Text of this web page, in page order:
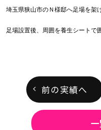
埼玉県狭山市のＮ様邸へ足場を架
足場設置後、周囲を養生シートで
前の実績へ